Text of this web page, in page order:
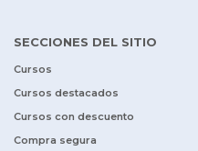
SECCIONES DEL SITIO
Cursos
Cursos destacados
Cursos con descuento
Compra segura